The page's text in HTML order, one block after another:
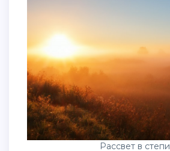
Рассвет в степи